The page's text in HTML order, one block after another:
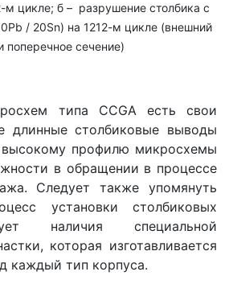
м цикле; б – разрушение столбика с
/ 20Sn) на 1212-м цикле (внешний
поперечное сечение)
типа CCGA есть свои
длинные столбиковые выводы
высокому профилю микросхемы
в обращении в процессе
Следует также упомянуть
установки столбиковых
наличия специальной
которая изготавливается
каждый тип корпуса.